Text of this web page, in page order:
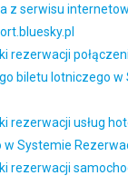
z serwisu
rezerwacji
biletu lotniczego w
rezerwacji usług
Systemie
rezerwacji